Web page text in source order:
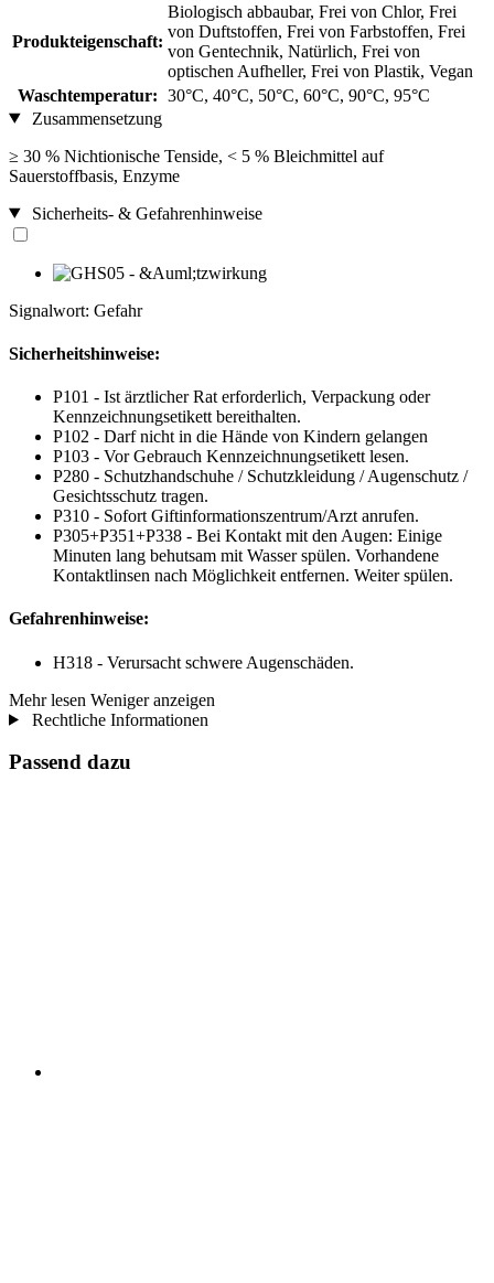
Produkteigenschaft:
Biologisch abbaubar, Frei von Chlor, Frei
von Duftstoffen, Frei von Farbstoffen, Frei
von Gentechnik, Natürlich, Frei von
optischen Aufheller, Frei von Plastik, Vegan
Waschtemperatur: 30°C, 40°C, 50°C, 60°C, 90°C, 95°C
Zusammensetzung
≥ 30 % Nichtionische Tenside, < 5 % Bleichmittel auf
Sauerstoffbasis, Enzyme
Sicherheits- & Gefahrenhinweise
Signalwort: Gefahr
Sicherheitshinweise:
P101 - Ist ärztlicher Rat erforderlich, Verpackung oder
Kennzeichnungsetikett bereithalten.
P102 - Darf nicht in die Hände von Kindern gelangen
P103 - Vor Gebrauch Kennzeichnungsetikett lesen.
P280 - Schutzhandschuhe / Schutzkleidung / Augenschutz /
Gesichtsschutz tragen.
P310 - Sofort Giftinformationszentrum/Arzt anrufen.
P305+P351+P338 - Bei Kontakt mit den Augen: Einige
Minuten lang behutsam mit Wasser spülen. Vorhandene
Kontaktlinsen nach Möglichkeit entfernen. Weiter spülen.
Gefahrenhinweise:
H318 - Verursacht schwere Augenschäden.
Mehr lesen Weniger anzeigen
Rechtliche Informationen
Passend dazu